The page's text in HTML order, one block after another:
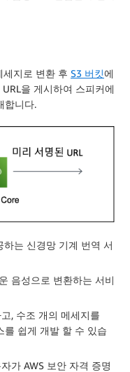
지로 변환 후 S3 버킷에
을 게시하여 스피커에
합니다.
는 신경망 기계 번역 서
음성으로 변환하는 서비
, 수조 개의 메세지를
를 쉽게 개발 할 수 있습
가 AWS 보안 자격 증명